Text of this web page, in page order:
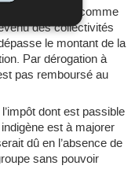
est à traiter comme
des collectivités
le montant de la
Par dérogation à
pas remboursé au
l’impôt dont est passible
est à majorer
dû en l’absence de
sans pouvoir